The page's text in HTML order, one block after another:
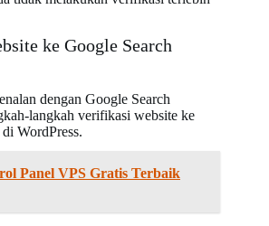
ke Google Search
dengan Google Search
langkah verifikasi website ke
WordPress.
Panel VPS Gratis Terbaik